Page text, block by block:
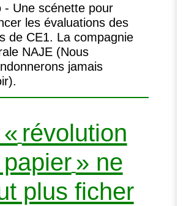
- Une scénette pour
les évaluations des
de CE1. La compagnie
NAJE(Nous
jamais
révolution
» ne
plus ficher